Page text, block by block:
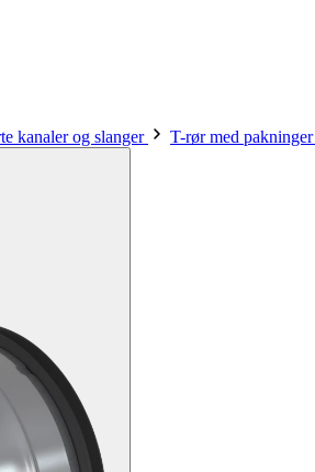
kanaler og slanger T-rør med pakninger